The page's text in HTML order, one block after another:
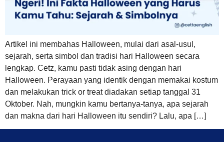
Artikel ini membahas Halloween, mulai dari asal-usul,
sejarah, serta simbol dan tradisi hari Halloween secara
lengkap. Cetz, kamu pasti tidak asing dengan hari
Halloween. Perayaan yang identik dengan memakai kostum
dan melakukan trick or treat diadakan setiap tanggal 31
Oktober. Nah, mungkin kamu bertanya-tanya, apa sejarah
dan makna dari hari Halloween itu sendiri? Lalu, apa […]